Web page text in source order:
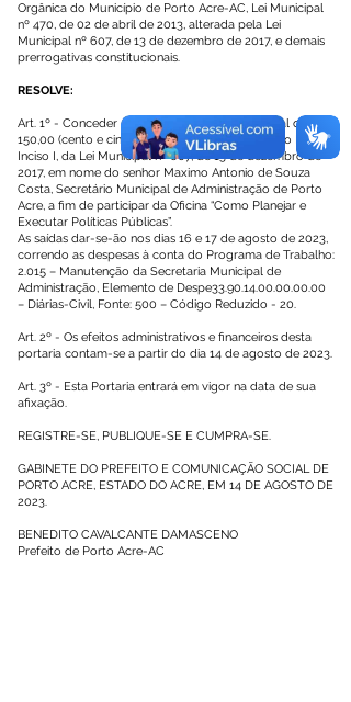
Orgânica do Município de Porto Acre-AC, Lei Municipal
nº 470, de 02 de abril de 2013, alterada pela Lei
Municipal nº 607, de 13 de dezembro de 2017, e demais
prerrogativas constitucionais.
RESOLVE:
Art. 1º - Conceder 02 (duas) diárias no valor total de R$
150,00 (cento e cinquenta reais), conforme Anexo II,
Inciso I, da Lei Municipal nº 607, de 13 de dezembro de
2017, em nome do senhor Maximo Antonio de Souza
Costa, Secretário Municipal de Administração de Porto
Acre, a fim de participar da Oficina “Como Planejar e
Executar Políticas Públicas”.
As saídas dar-se-ão nos dias 16 e 17 de agosto de 2023,
correndo as despesas à conta do Programa de Trabalho:
2.015 – Manutenção da Secretaria Municipal de
Administração, Elemento de Despe33.90.14.00.00.00.00
– Diárias-Civil, Fonte: 500 – Código Reduzido - 20.
Art. 2º - Os efeitos administrativos e financeiros desta
portaria contam-se a partir do dia 14 de agosto de 2023.
Art. 3º - Esta Portaria entrará em vigor na data de sua
afixação.
REGISTRE-SE, PUBLIQUE-SE E CUMPRA-SE.
GABINETE DO PREFEITO E COMUNICAÇÃO SOCIAL DE
PORTO ACRE, ESTADO DO ACRE, EM 14 DE AGOSTO DE
2023.
BENEDITO CAVALCANTE DAMASCENO
Prefeito de Porto Acre-AC